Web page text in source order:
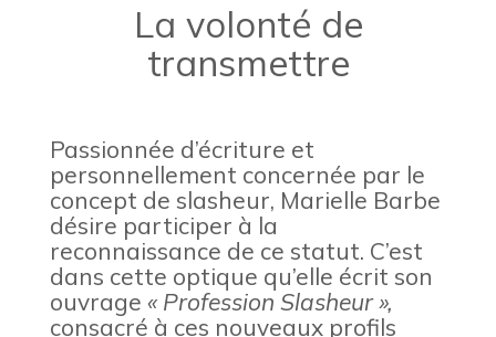
La volonté de
transmettre
Passionnée d’écriture et
personnellement concernée par le
concept de slasheur, Marielle Barbe
désire participer à la
reconnaissance de ce statut. C’est
dans cette optique qu’elle écrit son
ouvrage « Profession Slasheur »,
consacré à ces nouveaux profils